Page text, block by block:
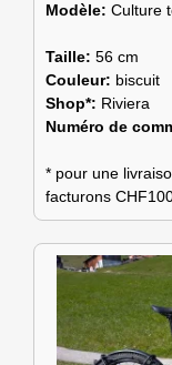
Modèle: Culture
Taille: 56 cm
Couleur: biscuit
Shop*: Riviera
Numéro de
* pour une
facturons